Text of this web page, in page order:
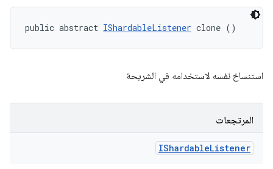
public abstract IShardableListener clone ()
استنساخ نفسه لاستخدامه في الشريحة
المرتجعات
IShardableListener